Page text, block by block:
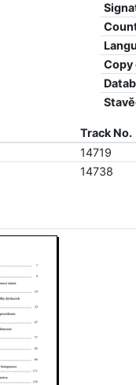
Copy
Track No.
14719
14738